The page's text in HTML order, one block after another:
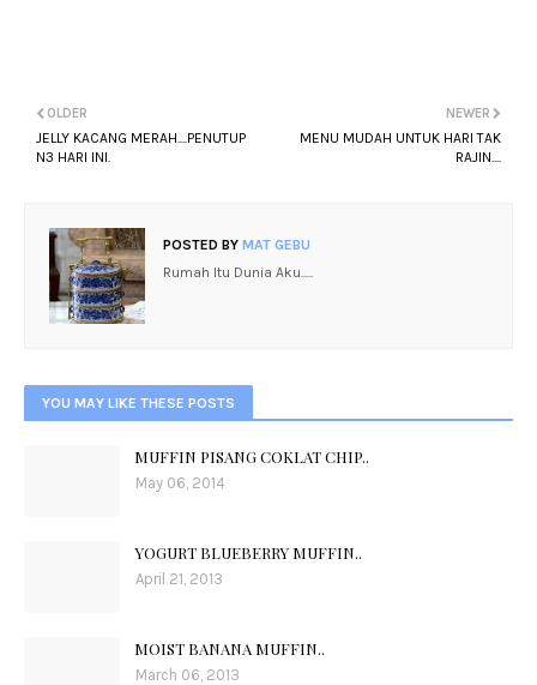
NEWER
MENU MUDAH UNTUK HARI TAK
RAJIN....
OLDER
JELLY KACANG MERAH....PENUTUP
N3 HARI INI.
POSTED BY MAT GEBU
Rumah Itu Dunia Aku.....
YOU MAY LIKE THESE POSTS
MUFFIN PISANG COKLAT CHIP..
May 06, 2014
YOGURT BLUEBERRY MUFFIN..
April 21, 2013
MOIST BANANA MUFFIN..
March 06, 2013